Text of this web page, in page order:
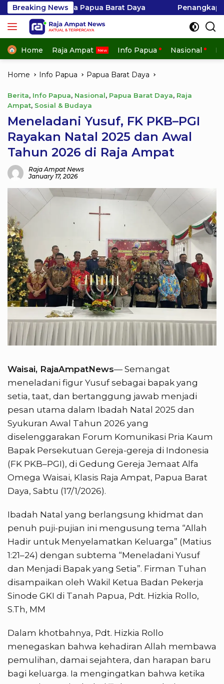
Skip
to
content
Breaking News
Barat Daya Penangkapan Hiu di Kepulauan
Home Raja Ampat Info Papua Nasional
Home Info Papua Papua Barat Daya
Berita, Info Papua, Nasional, Papua Barat Daya, Raja
Ampat, Sosial & Budaya
Meneladani Yusuf, FK PKB–PGI
Rayakan Natal 2025 dan Awal
Tahun 2026 di Raja Ampat
Raja Ampat News
January 17, 2026
Waisai, RajaAmpatNews— Semangat
meneladani figur Yusuf sebagai bapak yang
setia, taat, dan bertanggung jawab menjadi
pesan utama dalam Ibadah Natal 2025 dan
Syukuran Awal Tahun 2026 yang
diselenggarakan Forum Komunikasi Pria Kaum
Bapak Persekutuan Gereja-gereja di Indonesia
(FK PKB–PGI), di Gedung Gereja Jemaat Alfa
Omega Waisai, Klasis Raja Ampat, Papua Barat
Daya, Sabtu (17/1/2026).
Ibadah Natal yang berlangsung khidmat dan
penuh puji-pujian ini mengusung tema “Allah
Hadir untuk Menyelamatkan Keluarga” (Matius
1:21–24) dengan subtema “Meneladani Yusuf
dan Menjadi Bapak yang Setia”. Firman Tuhan
disampaikan oleh Wakil Ketua Badan Pekerja
Sinode GKI di Tanah Papua, Pdt. Hizkia Rollo,
S.Th, MM
Dalam khotbahnya, Pdt. Hizkia Rollo
menegaskan bahwa kehadiran Allah membawa
pemulihan, damai sejahtera, dan harapan baru
bagi keluarga. Ia mengingatkan bahwa ketika